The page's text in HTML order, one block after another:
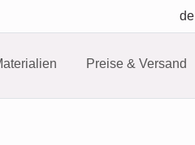
de
Preise & Versand